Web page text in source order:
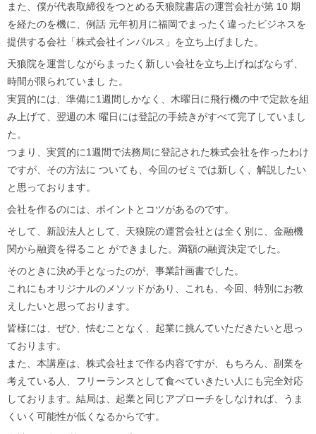
また、僕が代表取締役をつとめる天狼院書店の運営会社が第 10 期
を経たのを機に、例話 元年初月に福岡でまったく違ったビジネスを
提供する会社「株式会社インパルス」を立ち上げました。
天狼院を運営しながらまったく新しい会社を立ち上げねばならず、
時間が限られていまし た。
実質的には、準備に1週間しかなく、木曜日に飛行機の中で定款を組
み上げて、翌週の木 曜日には登記の手続きがすべて完了していまし
た。
つまり、実質的に1週間で法務局に登記された株式会社を作ったわけ
ですが、その方法に ついても、今回のゼミでは新しく、解説したい
と思っております。
会社を作るのには、ポイントとコツがあるのです。
そして、新設法人として、天狼院の運営会社とは全く別に、金融機
関から融資を得ること ができました。満額の融資決定でした。
そのときに決め手となったのが、事業計画書でした。
これにもオリジナルのメソッドがあり、これも、今回、特別にお教
えしたいと思っております。
皆様には、ぜひ、怯むことなく、起業に挑んていただきたいと思っ
ております。
また、本講座は、株式会社まで作る内容ですが、もちろん、副業を
考えている人、フリーランスとして食べていきたい人にも完全対応
しております。結局は、起業と同じアプローチをしなければ、うま
くいく可能性が低くなるからです。